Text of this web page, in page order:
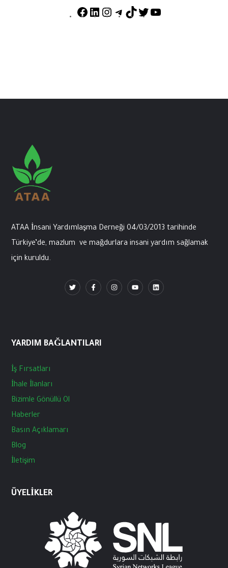
ATAA İnsani Yardımlaşma Derneği 04/03/2013tarihinde
Türkiye’de,mazlum ve mağdurlara insani yardım sağlamak
için kuruldu.
YARDIM BAĞLANTILARI
İş Fırsatları
İhale İlanları
Bizimle Gönüllü Ol
Haberler
Basın Açıklamarı
Blog
İletişim
ÜYELIKLER